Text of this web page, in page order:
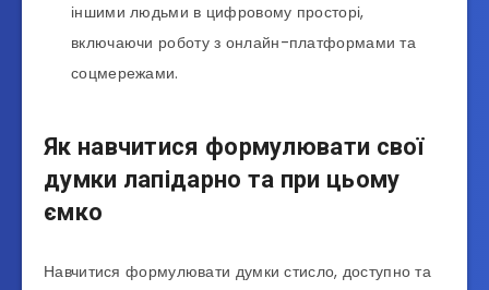
іншими людьми в цифровому просторі,
включаючи роботу з онлайн-платформами та
соцмережами.
Як навчитися формулювати свої
думки лапідарно та при цьому
ємко
Навчитися формулювати думки стисло, доступно та